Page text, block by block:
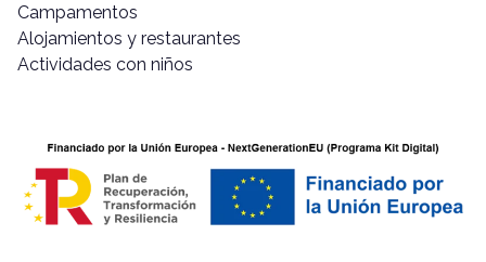
Campamentos
Alojamientos y restaurantes
Actividades con niños